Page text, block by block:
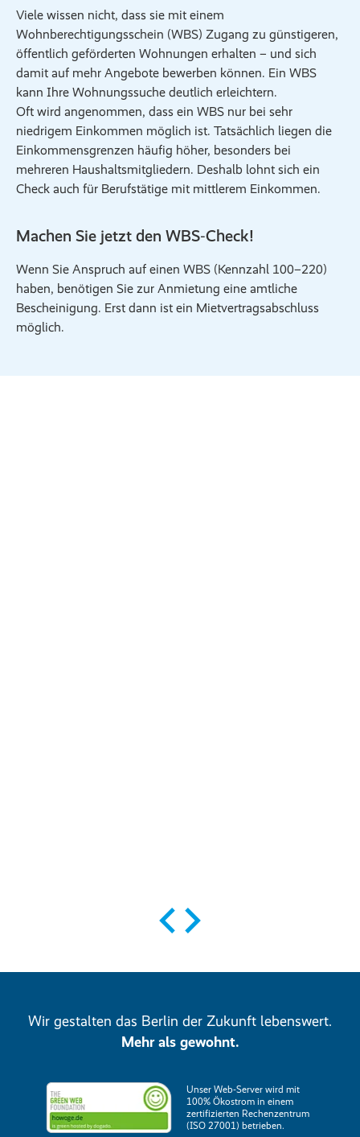
Viele wissen nicht, dass sie mit einem
Wohnberechtigungsschein (WBS) Zugang zu günstigeren,
öffentlich geförderten Wohnungen erhalten – und sich
damit auf mehr Angebote bewerben können. Ein WBS
kann Ihre Wohnungssuche deutlich erleichtern.
Oft wird angenommen, dass ein WBS nur bei sehr
niedrigem Einkommen möglich ist. Tatsächlich liegen die
Einkommensgrenzen häufig höher, besonders bei
mehreren Haushaltsmitgliedern. Deshalb lohnt sich ein
Check auch für Berufstätige mit mittlerem Einkommen.
Machen Sie jetzt den WBS‑Check!
Wenn Sie Anspruch auf einen WBS (Kennzahl 100–220)
haben, benötigen Sie zur Anmietung eine amtliche
Bescheinigung. Erst dann ist ein Mietvertragsabschluss
möglich.
Wir gestalten das Berlin der Zukunft lebenswert.
Mehr als gewohnt.
Unser Web-Server wird mit
100% Ökostrom in einem
zertifizierten Rechenzentrum
(ISO 27001) betrieben.